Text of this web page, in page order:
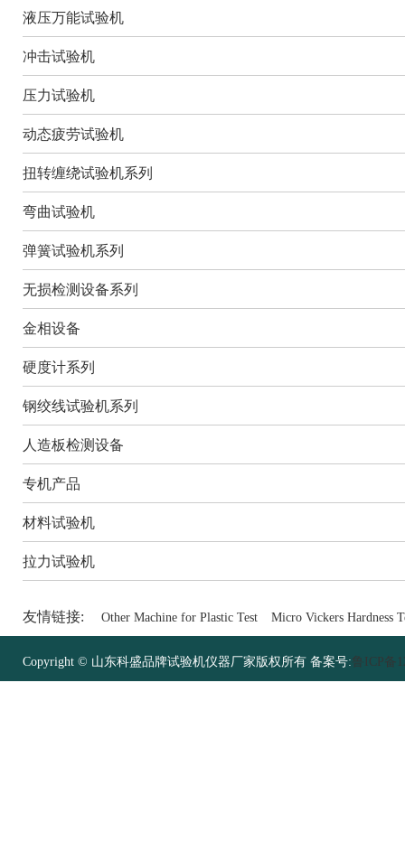
液压万能试验机
冲击试验机
压力试验机
动态疲劳试验机
扭转缠绕试验机系列
弯曲试验机
弹簧试验机系列
无损检测设备系列
金相设备
硬度计系列
钢绞线试验机系列
人造板检测设备
专机产品
材料试验机
拉力试验机
友情链接: Other Machine for Plastic Test Micro Vickers Hardness
Copyright © 山东科盛品牌试验机仪器厂家版权所有 备案号:鲁ICP备